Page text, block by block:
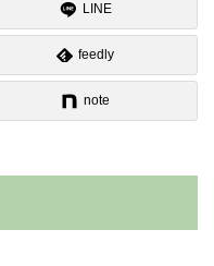
LINE
feedly
note